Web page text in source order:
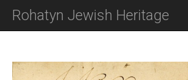
Rohatyn Jewish Heritage